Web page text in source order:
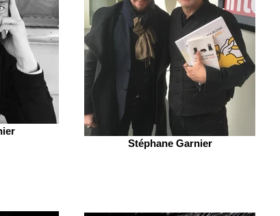
Stéphane Garnier